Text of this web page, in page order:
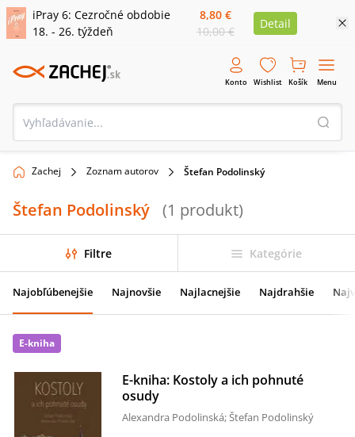
iPray 6: Cezročné obdobie
18. - 26. týždeň
8,80 €
10,00 €
Detail
Konto Wishlist Košík Menu
Zachej Zoznam autorov Štefan Podolinský
Štefan Podolinský (1 produkt)
Filtre Kategórie
Najobľúbenejšie Najnovšie Najlacnejšie Najdrahšie
E-kniha
E-kniha: Kostoly a ich pohnuté
osudy
Alexandra Podolinská; Štefan Podolinský